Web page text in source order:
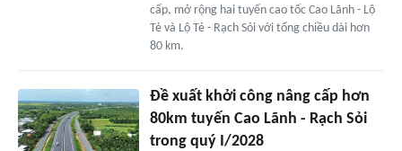
cấp, mở rộng hai tuyến cao tốc Cao Lãnh - Lộ
Tẻ và Lộ Tẻ - Rạch Sỏi với tổng chiều dài hơn
80 km.
Đề xuất khởi công nâng cấp hơn
80km tuyến Cao Lãnh - Rạch Sỏi
trong quý I/2028